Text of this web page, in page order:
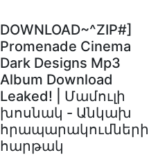
DOWNLOAD~^ZIP#]
Promenade Cinema
Dark Designs Mp3
Album Download
Leaked! | Մամուլի
խոսնակ - Անկախ
հրապարակումների
հարթակ